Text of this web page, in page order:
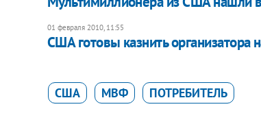
01 февраля 2010, 11:55
США готовы казнить организатора
США МВФ ПОТРЕБИТЕЛЬ